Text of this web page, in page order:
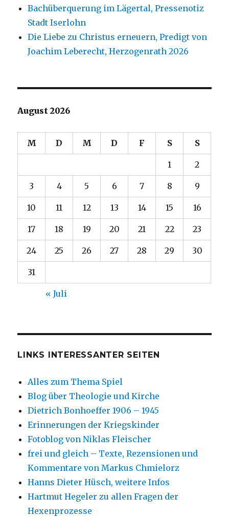
Bachüberquerung im Lägertal, Pressenotiz
Stadt Iserlohn
Die Liebe zu Christus erneuern, Predigt von
Joachim Leberecht, Herzogenrath 2026
August 2026
M D M D F S S
1 2
3 4 5 6 7 8 9
10 11 12 13 14 15 16
17 18 19 20 21 22 23
24 25 26 27 28 29 30
31
« Juli
LINKS INTERESSANTER SEITEN
Alles zum Thema Spiel
Blog über Theologie und Kirche
Dietrich Bonhoeffer 1906 – 1945
Erinnerungen der Kriegskinder
Fotoblog von Niklas Fleischer
frei und gleich – Texte, Rezensionen und
Kommentare von Markus Chmielorz
Hanns Dieter Hüsch, weitere Infos
Hartmut Hegeler zu allen Fragen der
Hexenprozesse